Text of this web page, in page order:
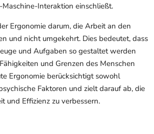
Interaktion einschließt.
Ergonomie darum, die Arbeit an den
und nicht umgekehrt. Dies bedeutet, dass
und Aufgaben so gestaltet werden
und Grenzen des Menschen
Ergonomie berücksichtigt sowohl
Faktoren und zielt darauf ab, die
und Effizienz zu verbessern.